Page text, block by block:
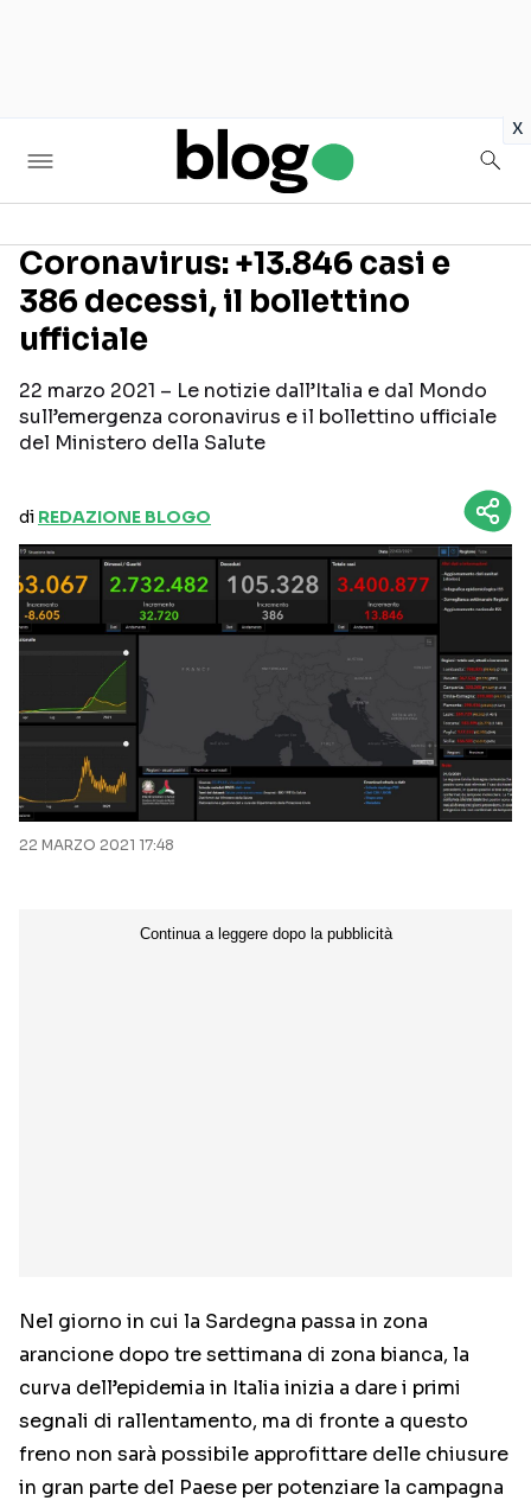
x
Seguici sui social
Coronavirus: +13.846 casi e
386 decessi, il bollettino
ufficiale
22 marzo 2021 – Le notizie dall’Italia e dal Mondo
sull’emergenza coronavirus e il bollettino ufficiale
del Ministero della Salute
di REDAZIONE BLOGO
22 MARZO 2021 17:48
Nel giorno in cui la Sardegna passa in zona
arancione dopo tre settimana di zona bianca, la
curva dell’epidemia in Italia inizia a dare i primi
segnali di rallentamento, ma di fronte a questo
freno non sarà possibile approfittare delle chiusure
in gran parte del Paese per potenziare la campagna